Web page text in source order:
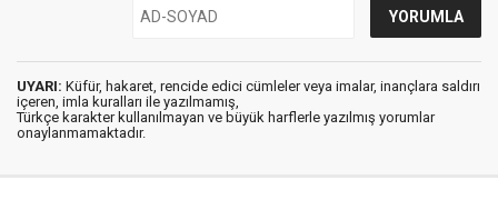
UYARI: Küfür, hakaret, rencide edici cümleler veya imalar, inançlara saldırı
içeren, imla kuralları ile yazılmamış,
Türkçe karakter kullanılmayan ve büyük harflerle yazılmış yorumlar
onaylanmamaktadır.